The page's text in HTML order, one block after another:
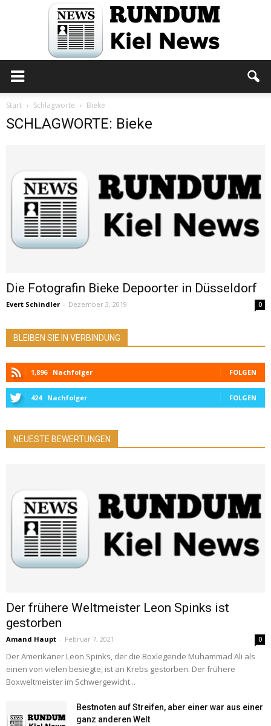
News
Start Schlagworte Bieke
SCHLAGWORTE: Bieke
Die Fotografin Bieke Depoorter in Düsseldorf
Evert Schindler - Dezember 3, 2019 0
BLEIBEN SIE IN VERBINDUNG
1,896 Nachfolger FOLGEN
424 Nachfolger FOLGEN
NEUESTE BEWERTUNGEN
Der frühere Weltmeister Leon Spinks ist
gestorben
Amand Haupt - Februar 7, 2021 0
Der Amerikaner Leon Spinks, der die Boxlegende Muhammad Ali als
einen von vielen besiegte, ist an Krebs gestorben. Der frühere
Boxweltmeister im Schwergewicht...
Bestnoten auf Streifen, aber einer war aus einer
ganz anderen Welt